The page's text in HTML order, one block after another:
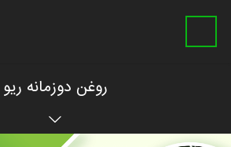
روغن دوزمانه ریو